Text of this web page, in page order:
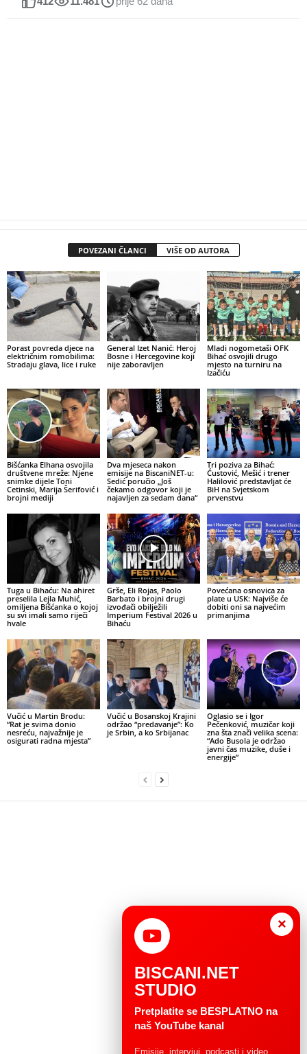
POVEZANI ČLANCI VIŠE OD AUTORA
Porast povreda djece na
električnim romobilima:
Stradaju glava, lice i ruke
General Izet Nanić: Heroj
Bosne i Hercegovine koji
nije zaboravljen
Mladi nogometaši OFK
Bihać osvojili drugo
mjesto na turniru na
Izačiću
Bišćanka Elhana osvojila
društvene mreže: Njene
snimke dijele Toni
Cetinski, Marija Šerifović i
brojni mediji
Dva mjeseca nakon
emisije na BiscaniNET-u:
Sedić poručio „Još
čekamo odgovor koji je
najavljen za sedam dana“
Tri poziva za Bihać:
Ćustović, Mešić i trener
Halilović predstavljat će
BiH na Svjetskom
prvenstvu
Tuga u Bihaću: Na ahiret
preselila Lejla Muhić,
omiljena Bišćanka o kojoj
su svi imali samo riječi
hvale
Grše, Eli Rojas, Paolo
Barbato i brojni drugi
izvođači obilježili
Imperium Festival 2026 u
Bihaću
Povećana osnovica za
plate u USK: Najviše će
dobiti oni sa najvećim
primanjima
Vučić u Martin Brodu:
“Rat je svima donio
nesreću, najvažnije je
osigurati radna mjesta”
Vučić u Bosanskoj Krajini
održao “predavanje”: Ko
je Srbin, a ko Srbijanac
Oglasio se i Igor
Pečenković, muzičar koji
zna šta znači velika scena:
“Ado Busola je održao
javni čas muzike, duše i
energije”
×
BISCANI.NET
STUDIO
Pretplatite se BESPLATNO na
naš YouTube kanal
Emisije, intervjui, podcasti i video